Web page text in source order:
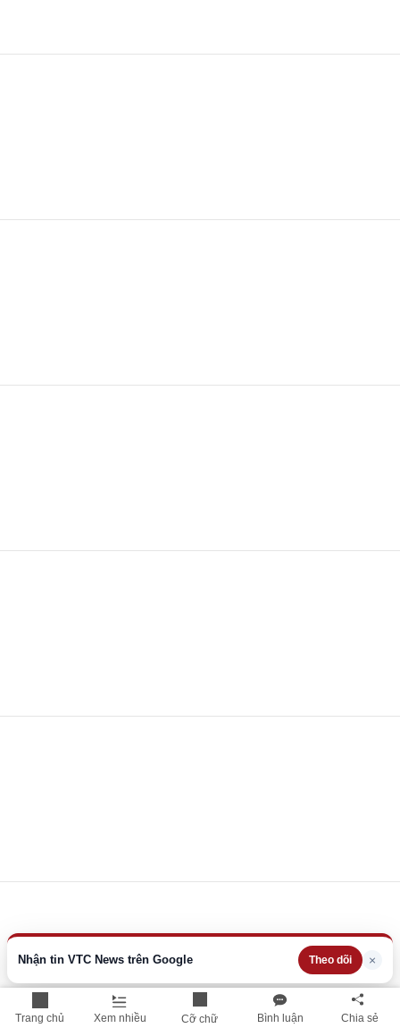
Trang chủ Xem nhiều Cỡ chữ Bình luận Chia sẻ
Nhận tin VTC News trên Google Theo dõi ×